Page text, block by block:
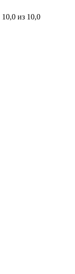
10,0 из 10,0